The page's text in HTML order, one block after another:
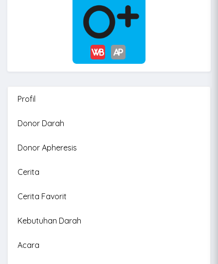
Profil
Donor Darah
Donor Apheresis
Cerita
Cerita Favorit
Kebutuhan Darah
Acara